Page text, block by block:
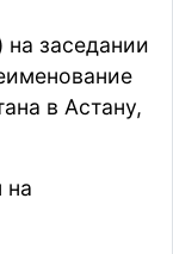
на заседании
в Астану,
на